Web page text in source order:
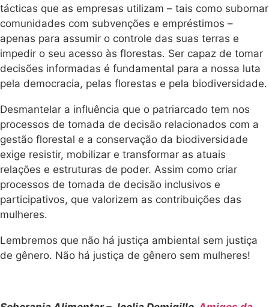
tácticas que as empresas utilizam – tais como subornar
comunidades com subvenções e empréstimos –
apenas para assumir o controle das suas terras e
impedir o seu acesso às florestas. Ser capaz de tomar
decisões informadas é fundamental para a nossa luta
pela democracia, pelas florestas e pela biodiversidade.
Desmantelar a influência que o patriarcado tem nos
processos de tomada de decisão relacionados com a
gestão florestal e a conservação da biodiversidade
exige resistir, mobilizar e transformar as atuais
relações e estruturas de poder. Assim como criar
processos de tomada de decisão inclusivos e
participativos, que valorizem as contribuições das
mulheres.
Lembremos que não há justiça ambiental sem justiça
de gênero. Não há justiça de gênero sem mulheres!